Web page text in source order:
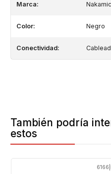
Marca:
Color: Negro
Conectividad:
También podría
estos
6166